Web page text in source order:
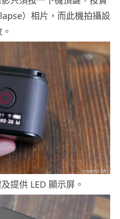
）相片，而此機拍攝設
提供 LED 顯示屏。